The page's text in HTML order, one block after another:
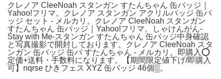
クレノア CleeNoah スタンガン すたんちゃん 缶バッジ｜
Yahoo!フリマ。クレノア スタンガン アクリルバッジ 缶バ
ッジ セット - メルカリ。クレノア CleeNoah スタンガン
すたんちゃん 缶バッジ｜Yahoo!フリマ。しゃけんがん-
Stay with Me-スタンガン すたんちゃん 缶バッジ中身確認
と写真撮影で開封しております。クレノア CleeNoah スタ
ンガン 缶バッジ 缶バ すたんちゃん - メルカリ。即購入⭕️
定価+送料・手数料になります。【期間限定値下げ/即購入
可】nqrse ひきフェス XYZ 缶バッジ 46個▒。